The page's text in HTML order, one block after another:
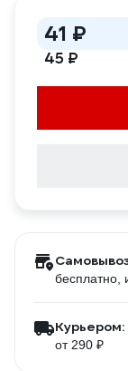
41 ₽
45 ₽
бесплатно
Курьером:
от 290 ₽